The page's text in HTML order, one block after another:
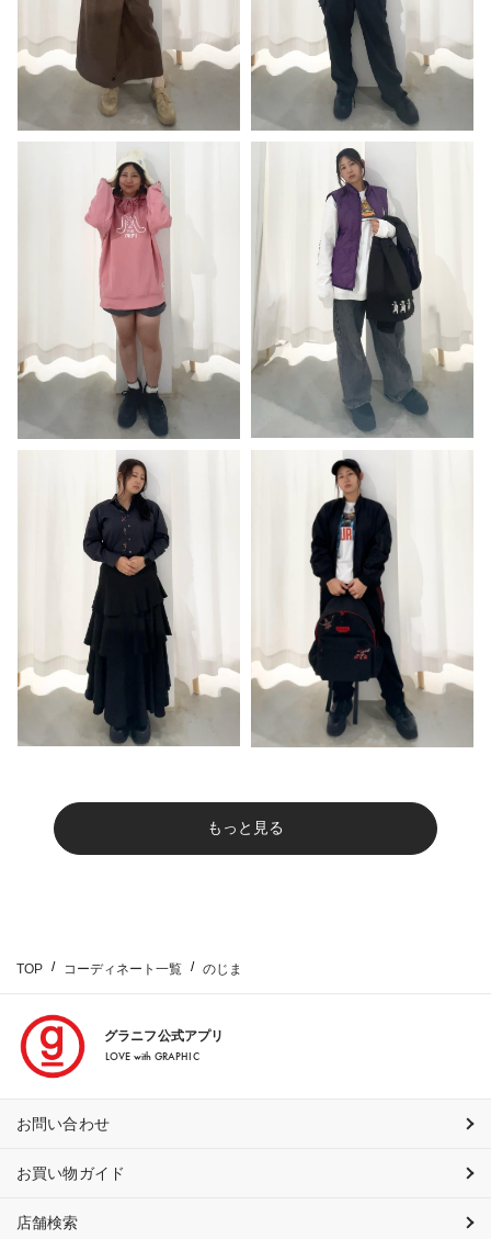
もっと見る
TOP コーディネート一覧 のじま
グラニフ公式アプリ
LOVE with GRAPHIC
お問い合わせ
お買い物ガイド
店舗検索